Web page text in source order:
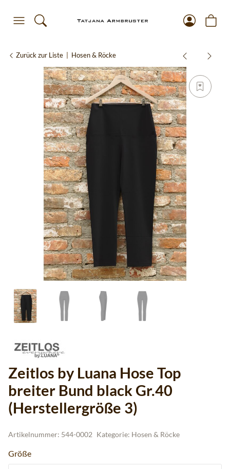
Zurück zur Liste Hosen & Röcke
Zeitlos by Luana Hose Top
breiter Bund black Gr.40
(Herstellergröße 3)
Artikelnummer: 544-0002 Kategorie: Hosen & Röcke
Größe